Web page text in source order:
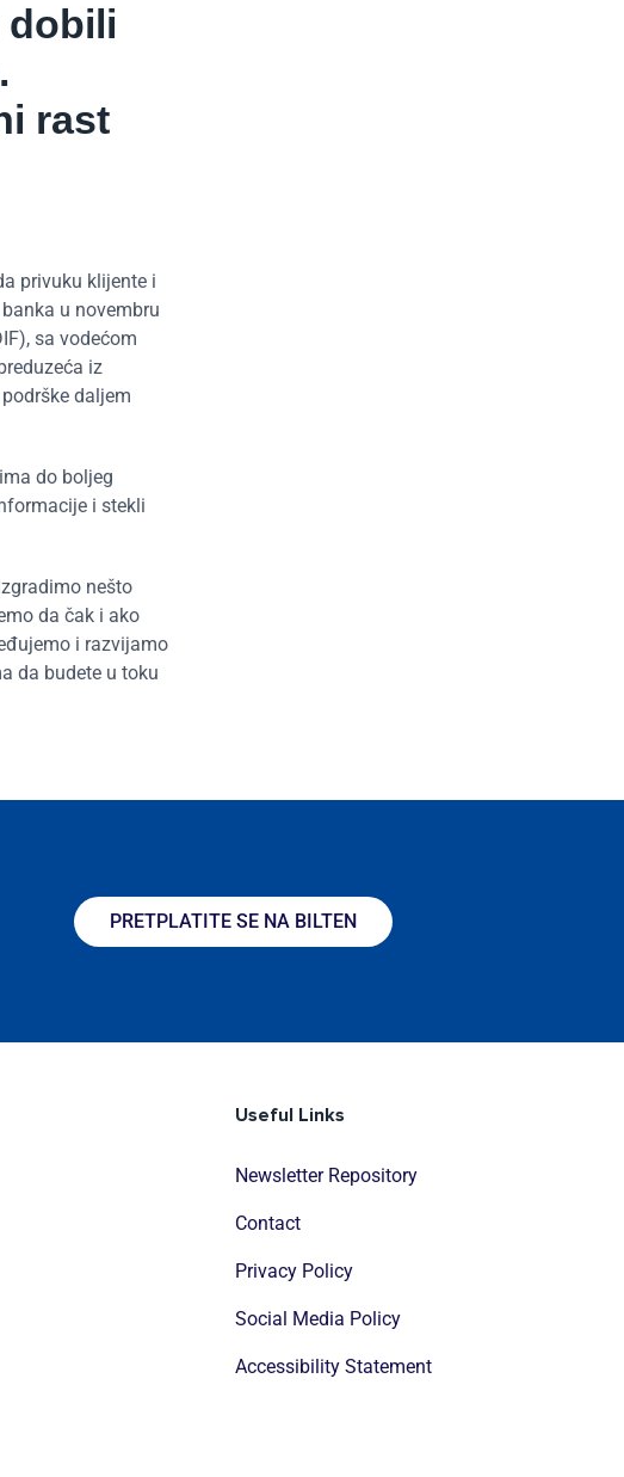
dobili
rast
privuku klijente i
u novembru
sa vodećom
iz
daljem
do boljeg
i stekli
nešto
da čak i ako
i razvijamo
da budete u toku
PRETPLATITE SE NA BILTEN
Useful Links
Newsletter Repository
Contact
Privacy Policy
Social Media Policy
Accessibility Statement